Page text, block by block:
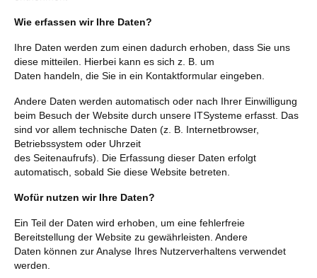
Wie erfassen wir Ihre Daten?
Ihre Daten werden zum einen dadurch erhoben, dass Sie uns
diese mitteilen. Hierbei kann es sich z. B. um
Daten handeln, die Sie in ein Kontaktformular eingeben.
Andere Daten werden automatisch oder nach Ihrer Einwilligung
beim Besuch der Website durch unsere ITSysteme erfasst. Das
sind vor allem technische Daten (z. B. Internetbrowser,
Betriebssystem oder Uhrzeit
des Seitenaufrufs). Die Erfassung dieser Daten erfolgt
automatisch, sobald Sie diese Website betreten.
Wofür nutzen wir Ihre Daten?
Ein Teil der Daten wird erhoben, um eine fehlerfreie
Bereitstellung der Website zu gewährleisten. Andere
Daten können zur Analyse Ihres Nutzerverhaltens verwendet
werden.